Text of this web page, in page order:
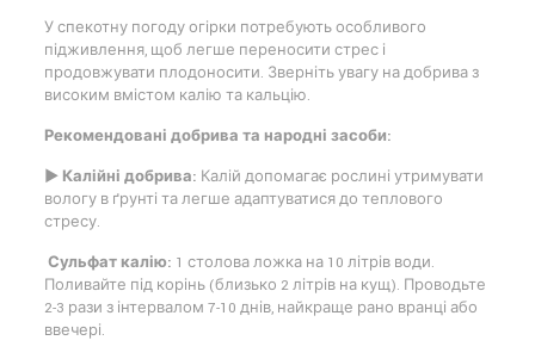
У спекотну погоду огірки потребують особливого
підживлення, щоб легше переносити стрес і
продовжувати плодоносити. Зверніть увагу на добрива з
високим вмістом калію та кальцію.
Рекомендовані добрива та народні засоби:
► Калійні добрива: Калій допомагає рослині утримувати
вологу в ґрунті та легше адаптуватися до теплового
стресу.
Сульфат калію: 1 столова ложка на 10 літрів води.
Поливайте під корінь (близько 2 літрів на кущ). Проводьте
2-3 рази з інтервалом 7-10 днів, найкраще рано вранці або
ввечері.